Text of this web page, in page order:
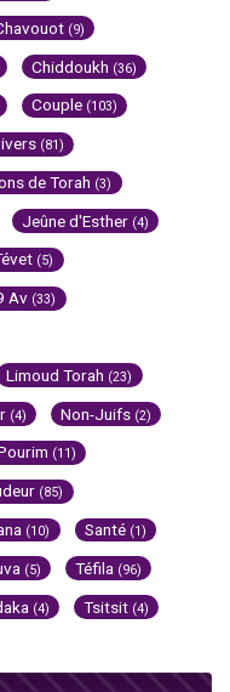
(9)
Chiddoukh (36)
Couple (103)
(81)
de Torah (3)
Jeûne d'Esther (4)
(5)
Av (33)
Limoud Torah (23)
(4) Non-Juifs (2)
(11)
(85)
(10) Santé (1)
(5) Téfila (96)
(4) Tsitsit (4)